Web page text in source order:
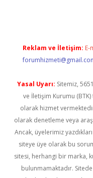
Reklam ve İletişim: E-
Yasal Uyarı: Sitemiz,
ve İletişim Kurumu (BTK)
olarak hizmet
olarak denetleme veya
Ancak, üyelerimiz
siteye üye olarak bu
sitesi, herhangi bir marka,
bulunmamaktadır. Sitede